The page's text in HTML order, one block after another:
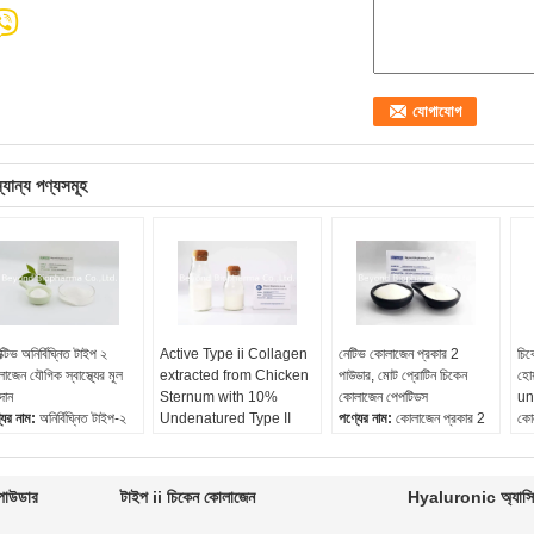
পণ্যসমূহ
অনির্বিঘ্নিত টাইপ ২
যৌগিক স্বাস্থ্যের মূল
নাম: অনির্বিঘ্নিত টাইপ-২
চিকেন স্টার্ন
Active Type ii Collagen
extracted from Chicken
Sternum with 10%
Undenatured Type II
পণ্যের নাম:সক্রিয় কোলাজেন
আরম্ভ উপাদান:চিকেন স্টার্নম
নেটিভ কোলাজেন প্রকার 2
পাউডার, মোট প্রোটিন চিকেন
কোলাজেন পেপটিডস
পণ্যের নাম: কোলাজেন প্রকার 2
আদর্শ:স্থানীয়
নিরপেক্ষ কোলাজেন টাইপ ii:>
টাইপ ii চিকেন কোলাজেন Hyaluronic অ্যাসিড